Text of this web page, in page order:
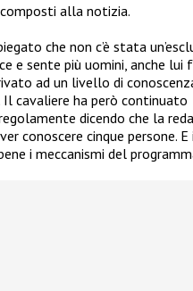
alla notizia.
che non c’è stata
e sente più uomini, anche lui
ad un livello di
Il cavaliere ha però continuato
dicendo che la
conoscere cinque persone. E
i meccanismi del